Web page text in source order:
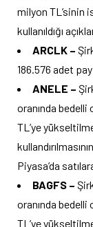
milyon TL’sinin
kullanıldığı
ARCLK –
186.576 adet pay
ANELE –
oranında
TL’ye
Piyasa’da
BAGFS –
oranında bedelli
TL’ye